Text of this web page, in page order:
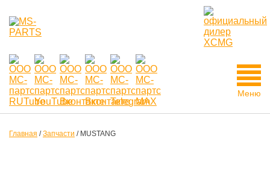
Меню
Главная /Запчасти / MUSTANG